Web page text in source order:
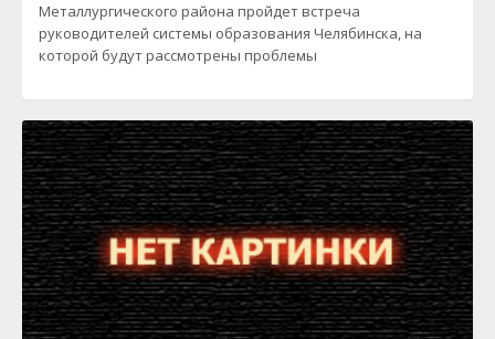
Металлургического района пройдет встреча
руководителей системы образования Челябинска, на
которой будут рассмотрены проблемы